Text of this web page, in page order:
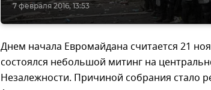
7 февраля 2016, 13:53
Днем начала Евромайдана считается 21
состоялся небольшой митинг на
Незалежности. Причиной собрания стало